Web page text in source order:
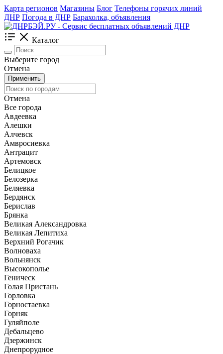
Карта регионов Магазины Блог Телефоны горячих линий
ДНР Погода в ДНР Барахолка, объявления
Каталог
Выберите город
Отмена
Применить
Отмена
Все города
Авдеевка
Алешки
Алчевск
Амвросиевка
Антрацит
Артемовск
Белицкое
Белозерка
Беляевка
Бердянск
Берислав
Брянка
Великая Александровка
Великая Лепитиха
Верхний Рогачик
Волноваха
Вольнянск
Высокополье
Геническ
Голая Пристань
Горловка
Горностаевка
Горняк
Гуляйполе
Дебальцево
Дзержинск
Днепрорудное